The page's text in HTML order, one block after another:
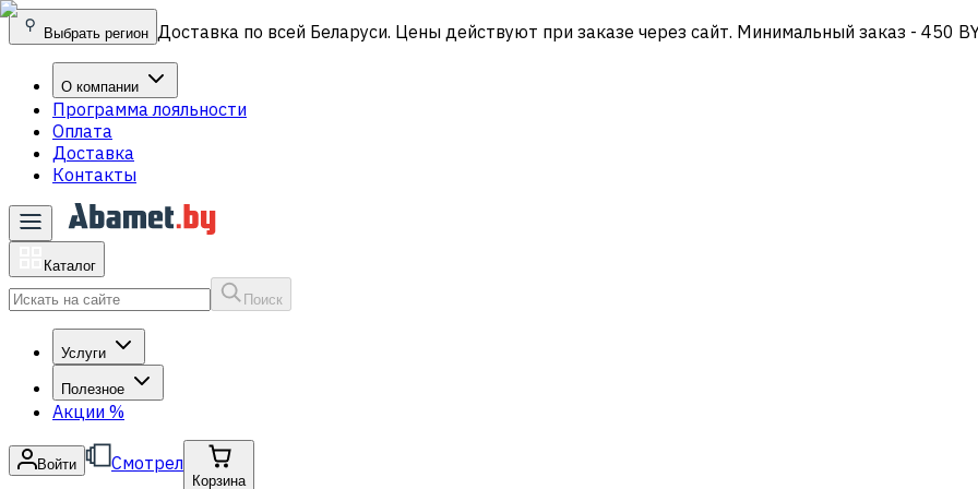
Выбрать регион Доставка по всей Беларуси. Цены действуют при заказе через сайт. Минимальный заказ - 450
О компании
Программа лояльности
Оплата
Доставка
Контакты
Каталог
Поиск
Услуги
Полезное
Акции %
Войти Смотрел
Корзина